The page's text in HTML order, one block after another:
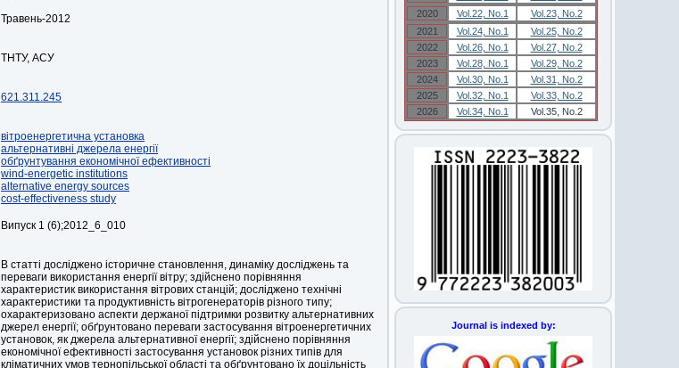
Травень-2012
ТНТУ, АСУ
621.311.245
вітроенергетична установка
альтернативні джерела енергії
обґрунтування економічної ефективності
wind-energetic institutions
alternative energy sources
cost-effectiveness study
Випуск 1 (6);2012_6_010
В статті досліджено історичне становлення, динаміку досліджень та
переваги використання енергії вітру; здійснено порівняння
характеристик використання вітрових станцій; досліджено технічні
характеристики та продуктивність вітрогенераторів різного типу;
охарактеризовано аспекти держаної підтримки розвитку альтернативних
джерел енергії; обґрунтовано переваги застосування вітроенергетичних
установок, як джерела альтернативної енергії; здійснено порівняння
економічної ефективності застосування установок різних типів для
кліматичних умов тернопільської області та обґрунтовано їх доцільність
2020
Vol.22, No.1
Vol.23, No.2
2021
Vol.24, No.1
Vol.25, No.2
2022
Vol.26, No.1
Vol.27, No.2
2023
Vol.28, No.1
Vol.29, No.2
2024
Vol.30, No.1
Vol.31, No.2
2025
Vol.32, No.1
Vol.33, No.2
2026
Vol.34, No.1 Vol.35, No.2
Journal is indexed by: